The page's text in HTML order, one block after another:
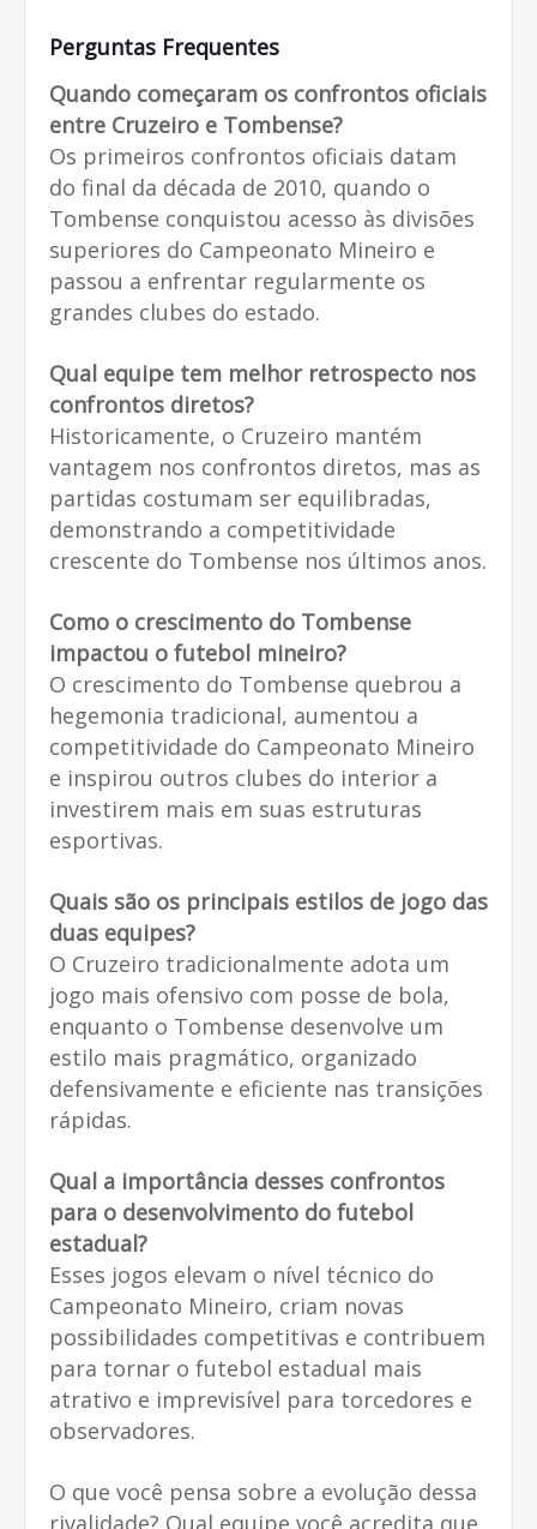
Perguntas Frequentes
Quando começaram os confrontos oficiais
entre Cruzeiro e Tombense?
Os primeiros confrontos oficiais datam
do final da década de 2010, quando o
Tombense conquistou acesso às divisões
superiores do Campeonato Mineiro e
passou a enfrentar regularmente os
grandes clubes do estado.
Qual equipe tem melhor retrospecto nos
confrontos diretos?
Historicamente, o Cruzeiro mantém
vantagem nos confrontos diretos, mas as
partidas costumam ser equilibradas,
demonstrando a competitividade
crescente do Tombense nos últimos anos.
Como o crescimento do Tombense
impactou o futebol mineiro?
O crescimento do Tombense quebrou a
hegemonia tradicional, aumentou a
competitividade do Campeonato Mineiro
e inspirou outros clubes do interior a
investirem mais em suas estruturas
esportivas.
Quais são os principais estilos de jogo das
duas equipes?
O Cruzeiro tradicionalmente adota um
jogo mais ofensivo com posse de bola,
enquanto o Tombense desenvolve um
estilo mais pragmático, organizado
defensivamente e eficiente nas transições
rápidas.
Qual a importância desses confrontos
para o desenvolvimento do futebol
estadual?
Esses jogos elevam o nível técnico do
Campeonato Mineiro, criam novas
possibilidades competitivas e contribuem
para tornar o futebol estadual mais
atrativo e imprevisível para torcedores e
observadores.
O que você pensa sobre a evolução dessa
rivalidade? Qual equipe você acredita que